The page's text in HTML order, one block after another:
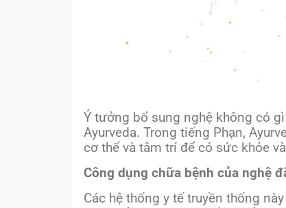
Ý tưởng bổ sung nghệ không có
Ayurveda. Trong tiếng Phạn,
cơ thể và tâm trí để có sức khỏe
Công dụng chữa bệnh của nghệ
Các hệ thống y tế truyền thống